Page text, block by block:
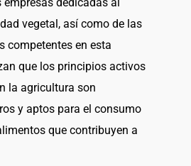
vegetal, así como de las
competentes en esta
que los principios activos
la agricultura son
y aptos para el consumo
que contribuyen a